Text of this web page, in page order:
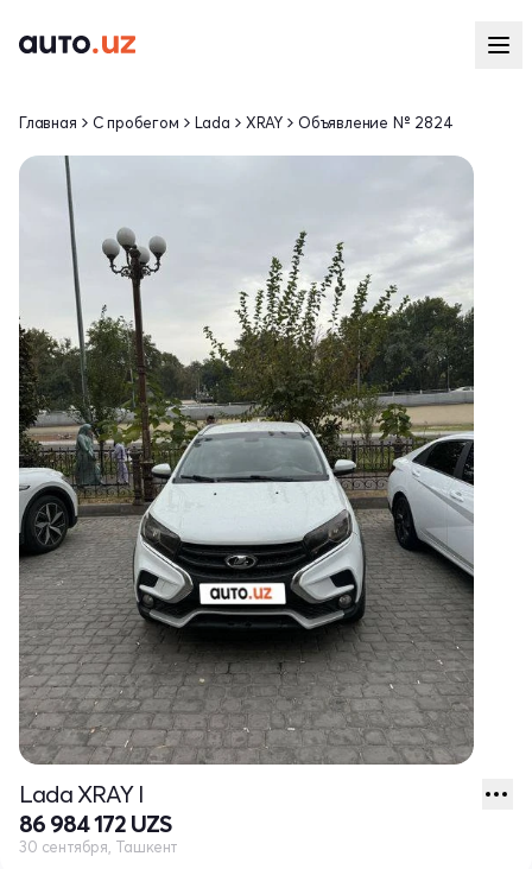
Главная С пробегом Lada XRAY Объявление № 2824
Lada XRAY I
86 984 172 UZS
30 сентября, Ташкент